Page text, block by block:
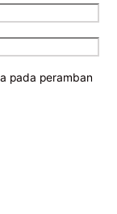
pada peramban